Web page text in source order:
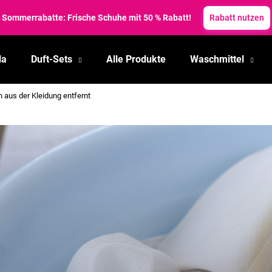
zum Schmelzen gebracht! Sommerrabatte bis zu 35 %. ✨
Duft-Sets Alle Produkte Waschmittel
aus der Kleidung entfernt
Was suchen Sie?